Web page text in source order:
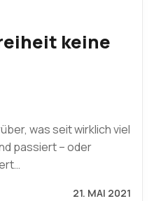
keine
was seit wirklich viel
passiert – oder
21. MAI 2021